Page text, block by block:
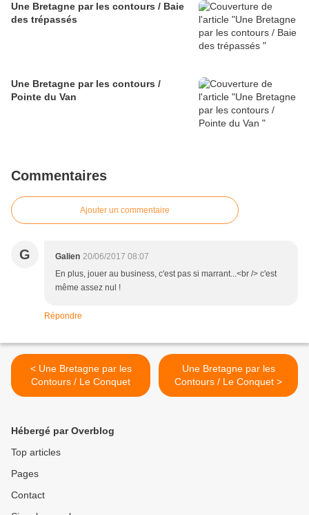
Une Bretagne par les contours / Baie
des trépassés
Une Bretagne par les contours /
Pointe du Van
Commentaires
Ajouter un commentaire
G Galien 20/06/2017 08:07
En plus, jouer au business, c'est pas si marrant...<br /> c'est
même assez nul !
Répondre
< Une Bretagne par les
Contours / Le Conquet
Une Bretagne par les
Contours / Le Conquet >
Hébergé par Overblog
Top articles
Pages
Contact